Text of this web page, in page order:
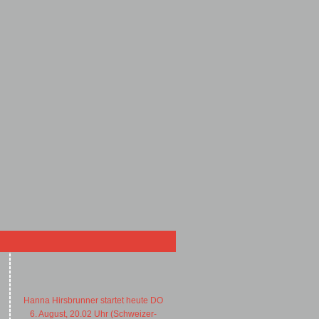
Hanna Hirsbrunner startet heute DO
6. August, 20.02 Uhr (Schweizer-